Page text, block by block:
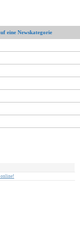
eine Newskategorie
online!